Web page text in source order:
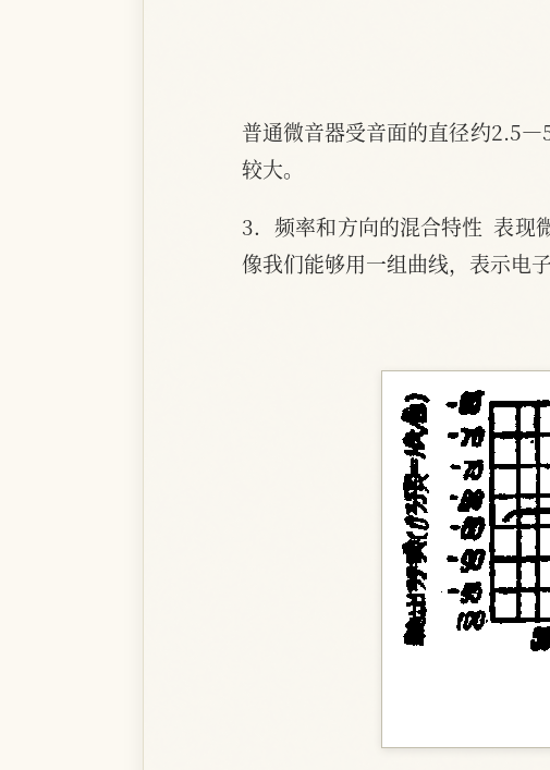
普通微音器受音面的直径约
较大。
3．频率和方向的混合特性  表现
像我们能够用一组曲线，表示电